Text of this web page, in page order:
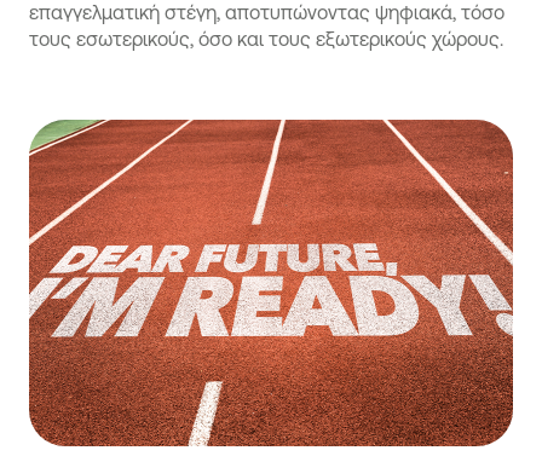
επαγγελματική στέγη, αποτυπώνοντας ψηφιακά, τόσο
τους εσωτερικούς, όσο και τους εξωτερικούς χώρους.